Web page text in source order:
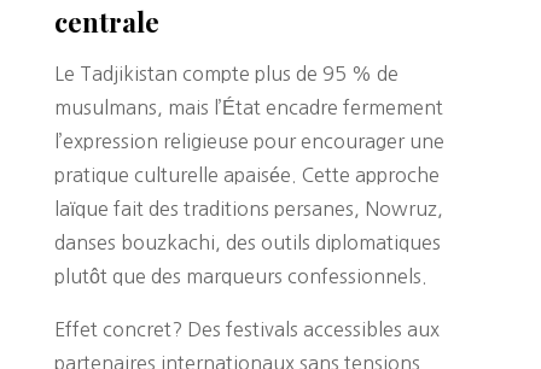
centrale
Le Tadjikistan compte plus de 95 % de
musulmans, mais l’État encadre fermement
l’expression religieuse pour encourager une
pratique culturelle apaisée. Cette approche
laïque fait des traditions persanes, Nowruz,
danses bouzkachi, des outils diplomatiques
plutôt que des marqueurs confessionnels.
Effet concret? Des festivals accessibles aux
partenaires internationaux sans tensions